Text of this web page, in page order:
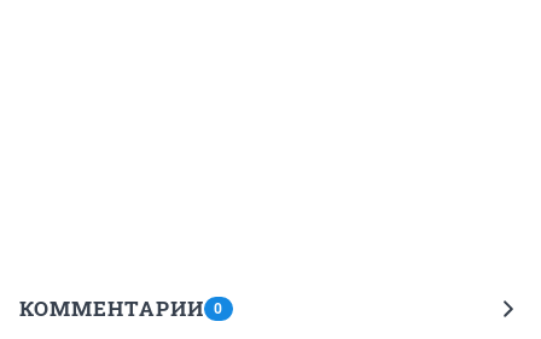
КОММЕНТАРИИ 0